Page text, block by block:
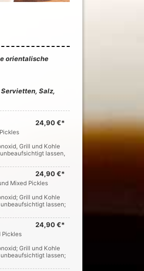
orientalische
Salz,
24,90 €*
Grill und Kohle
lassen,
24,90 €*
Mixed Pickles
Grill und Kohle
lassen;
24,90 €*
Pickles
Grill und Kohle
lassen;